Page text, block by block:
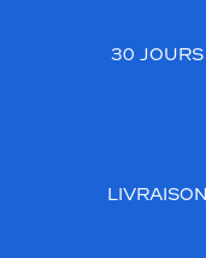
30 JOURS